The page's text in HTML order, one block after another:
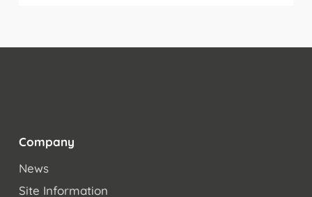
Company
News
Site Information